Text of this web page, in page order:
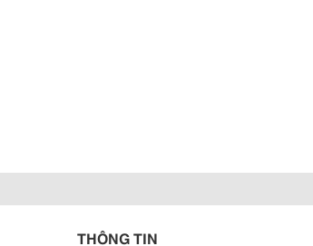
THÔNG TIN